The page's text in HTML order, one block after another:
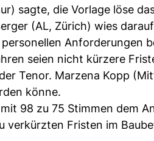
sagte, die Vorlage löse
(AL, Zürich) wies
Anforderungen
seien nicht kürzere
Tenor. Marzena Kopp
könne.
98 zu 75 Stimmen dem
verkürzten Fristen im